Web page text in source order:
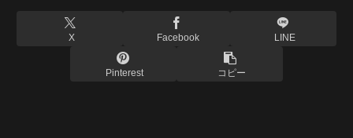
X Facebook LINE
Pinterest コピー